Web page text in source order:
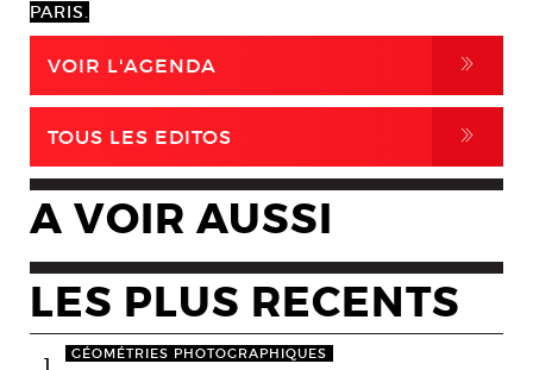
PARIS.
VOIR L'AGENDA ,
TOUS LES EDITOS ,
A VOIR AUSSI
LES PLUS RECENTS
1 GÉOMÉTRIES PHOTOGRAPHIQUES